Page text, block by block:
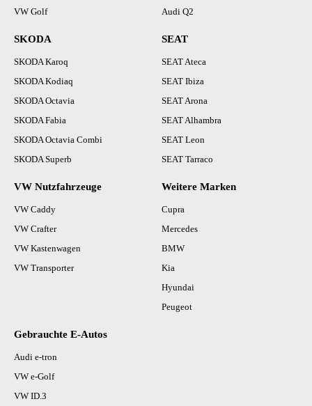
VW Golf
Audi Q2
SKODA
SKODA Karoq
SKODA Kodiaq
SKODA Octavia
SKODA Fabia
SKODA Octavia Combi
SKODA Superb
SEAT
SEAT Ateca
SEAT Ibiza
SEAT Arona
SEAT Alhambra
SEAT Leon
SEAT Tarraco
VW Nutzfahrzeuge
VW Caddy
VW Crafter
VW Kastenwagen
VW Transporter
Weitere Marken
Cupra
Mercedes
BMW
Kia
Hyundai
Peugeot
Gebrauchte E-Autos
Audi e-tron
VW e-Golf
VW ID.3